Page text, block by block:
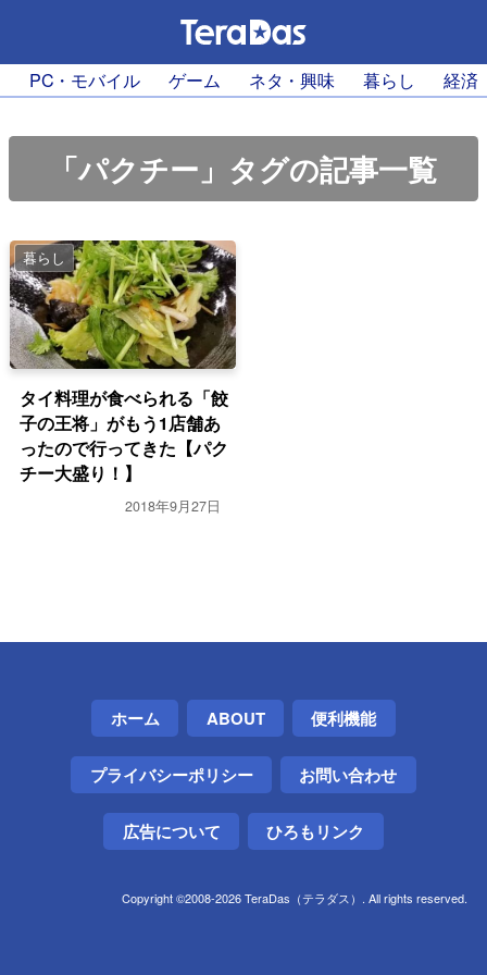
PC・モバイル ゲーム ネタ・興味 暮らし 経済
「パクチー」タグの記事一覧
暮らし
タイ料理が食べられる「餃
子の王将」がもう1店舗あ
ったので行ってきた【パク
チー大盛り！】
2018年9月27日
ホーム ABOUT 便利機能
プライバシーポリシー お問い合わせ
広告について ひろもリンク
Copyright ©2008-2026 TeraDas（テラダス）. All rights reserved.